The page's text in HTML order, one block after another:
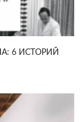
6 ИСТОРИЙ